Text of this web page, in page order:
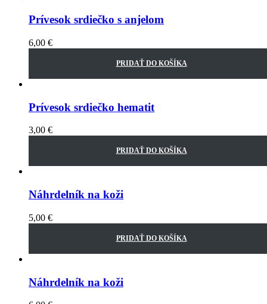
Prívesok srdiečko s anjelom
6,00 €
PRIDAŤ DO KOŠÍKA
Prívesok srdiečko hematit
3,00 €
PRIDAŤ DO KOŠÍKA
Náhrdelník na koži
5,00 €
PRIDAŤ DO KOŠÍKA
Náhrdelník na koži